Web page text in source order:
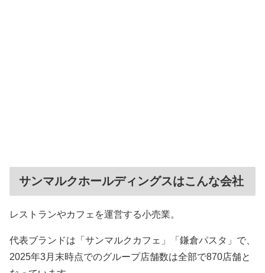
サンマルクホールディングスはこんな会社
レストランやカフェを運営する小売業。
代表ブランドは「サンマルクカフェ」「鎌倉パスタ」で、
2025年3月末時点でのグループ店舗数は全部で870店舗と